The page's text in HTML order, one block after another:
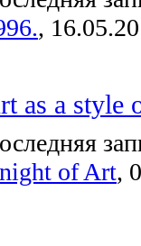
,
as a style
of Art,